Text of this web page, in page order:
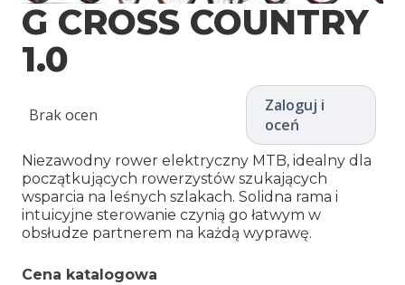
G CROSS COUNTRY
1.0
Brak ocen
Zaloguj i
oceń
Niezawodny rower elektryczny MTB, idealny dla
początkujących rowerzystów szukających
wsparcia na leśnych szlakach. Solidna rama i
intuicyjne sterowanie czynią go łatwym w
obsłudze partnerem na każdą wyprawę.
Cena katalogowa